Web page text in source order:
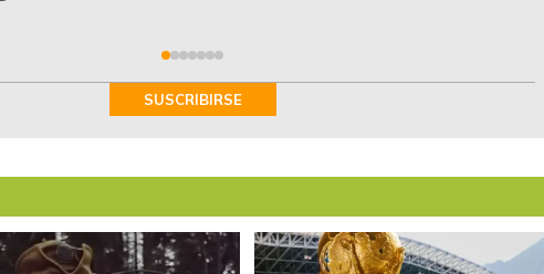
SUSCRIBIRSE